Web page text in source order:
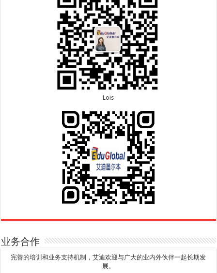
Lois
业务合作
完善的培训和业务支持机制，艾迪欢迎与广大的业内外伙伴一起长期发
展。